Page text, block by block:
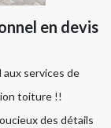
en devis
services de
toiture !!
des détails